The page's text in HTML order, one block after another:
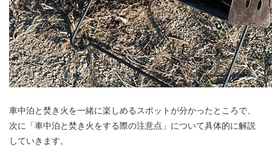
車中泊と焚き火を一緒に楽しめるスポットが分かったところで、
次に「車中泊と焚き火をする際の注意点」について具体的に解説
していきます。